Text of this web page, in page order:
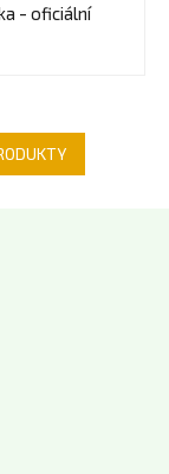
- oficiální